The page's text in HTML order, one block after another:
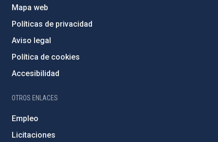
Mapa web
Políticas de privacidad
Aviso legal
Política de cookies
Accesibilidad
OTROS ENLACES
Empleo
Licitaciones